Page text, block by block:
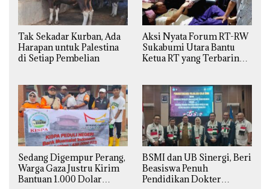
Tak Sekadar Kurban, Ada
Harapan untuk Palestina
di Setiap Pembelian
Aksi Nyata Forum RT-RW
Sukabumi Utara Bantu
Ketua RT yang Terbaring
Sedang Digempur Perang,
Warga Gaza Justru Kirim
Bantuan 1.000 Dolar
BSMI dan UB Sinergi, Beri
Beasiswa Penuh
Pendidikan Dokter